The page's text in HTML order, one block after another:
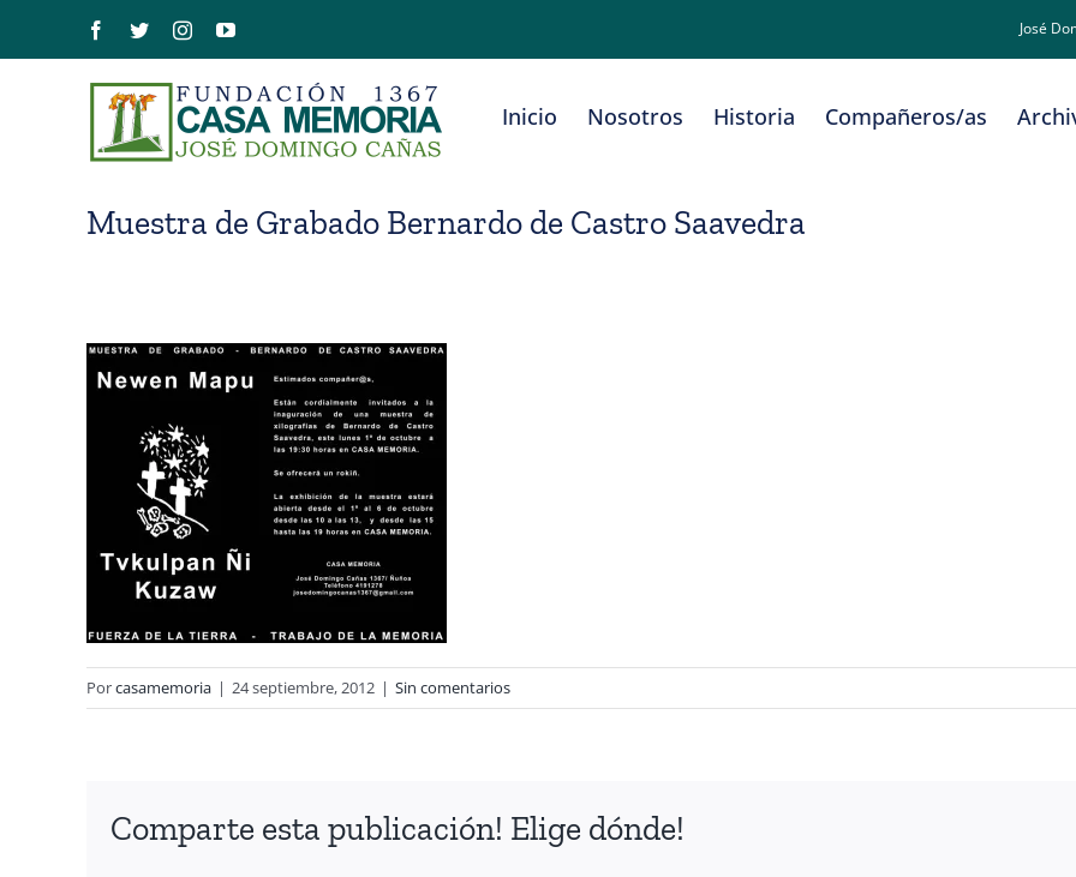
contenido
Facebook
TwitterInstagramYouTube José
Inicio Nosotros Historia Compañeros/as
Muestra de Grabado Bernardo de Castro Saavedra
Porcasamemoria | 24 septiembre, 2012 | Sin comentarios
Comparte esta publicación! Elige dónde!